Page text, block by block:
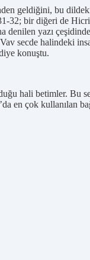
geldiğini, bu
32; bir diğeri de
denilen yazı
secde halindeki
konuştu.
hali betimler. Bu
en çok kullanılan